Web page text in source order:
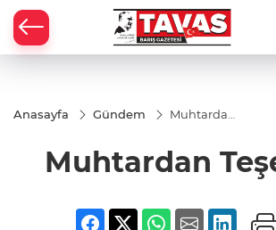
Anasayfa Gündem
Muhtardan
Muhtardan